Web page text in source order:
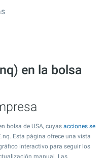
en la bolsa
bolsa de USA, cuyas acciones se
Esta página ofrece una vista
interactivo para seguir los
manual. Las